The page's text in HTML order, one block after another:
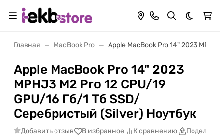
Темная
Главная MacBook Pro Apple MacBook Pro 14" 2023
Apple MacBook Pro 14" 2023
MPHJ3 M2 Pro 12 CPU/19
GPU/16 Гб/1 Тб SSD/
Серебристый (Silver) Ноутбук
Добавить отзыв В избранное К сравнению